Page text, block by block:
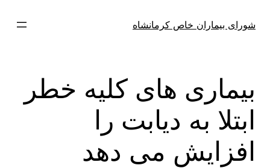
شورای بیماران خاص کرمانشاه
بیماری های کلیه خطر
ابتلا به دیابت را
افزایش می دهد